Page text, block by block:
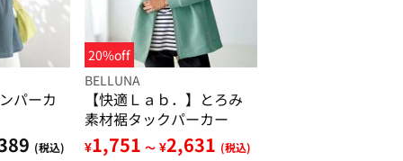
パーカ
(税込)
20%off
BELLUNA
【快適Ｌａｂ．】とろみ
素材裾タックパーカー
¥1,751 ～ ¥2,631 (税込)